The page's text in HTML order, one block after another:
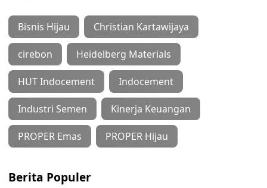
Bisnis Hijau Christian Kartawijaya
cirebon Heidelberg Materials
HUT Indocement Indocement
Industri Semen Kinerja Keuangan
PROPER Emas PROPER Hijau
Berita Populer